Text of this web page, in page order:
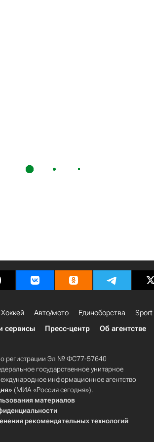
Хоккей Авто/мото Единоборства
сервисы Пресс-центр Об агентстве
о регистрации Эл № ФС77-57640
государственное унитарное
информационное агентство
(МИА «Россия сегодня»).
материалов
рекомендательных технологий